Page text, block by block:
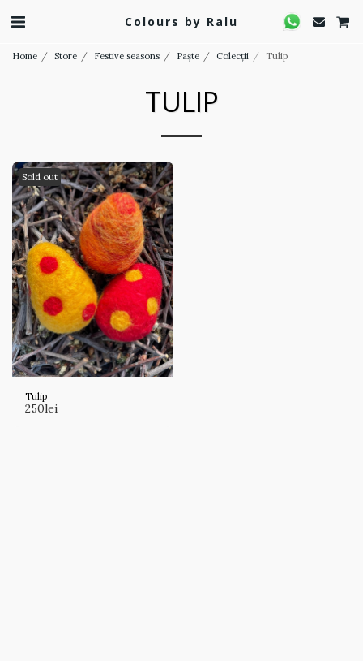
Colours by Ralu
Home Store Festive seasons Paște Colecții Tulip
TULIP
Sold out
Tulip
250lei